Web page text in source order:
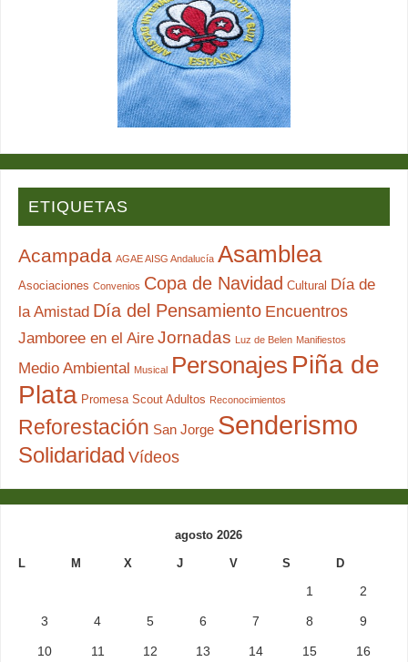
ETIQUETAS
Acampada AGAE AISG Andalucía Asamblea
Asociaciones Convenios Copa de Navidad Cultural Día de
la Amistad Día del Pensamiento Encuentros
Jamboree en el Aire Jornadas Luz de Belen Manifiestos
Medio Ambiental Musical Personajes Piña de
Plata Promesa Scout Adultos Reconocimientos
Reforestación San Jorge Senderismo
Solidaridad Vídeos
agosto 2026
L M X J V S D
1 2
3 4 5 6 7 8 9
10 11 12 13 14 15 16